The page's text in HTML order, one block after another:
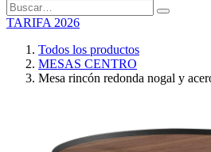
TARIFA 2026
Todos los productos
MESAS CENTRO
Mesa rincón redonda nogal y